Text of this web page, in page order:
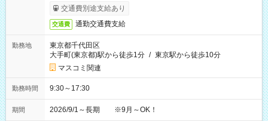
交通費別途支給あり
交通費 通勤交通費支給
勤務地
東京都千代田区
大手町(東京都)駅から徒歩1分 / 東京駅から徒歩10分
マスコミ関連
勤務時間 9:30～17:30
期間 2026/9/1～長期 ※9月～OK！